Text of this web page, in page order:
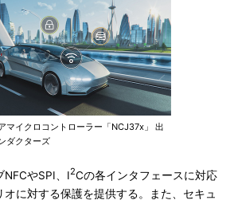
マイクロコントローラー「NCJ37x」 出
ダクターズ
やSPI、I2Cの各インタフェースに対応
オに対する保護を提供する。また、セキュ